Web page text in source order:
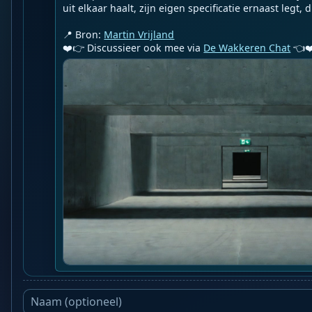
uit elkaar haalt, zijn eigen specificatie ernaast legt,
📍 Bron: Martin Vrijland
❤️👉 Discussieer ook mee via De Wakkeren Chat